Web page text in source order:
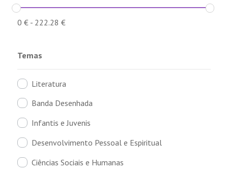
0 €- 222.28 €
Temas
Literatura
Banda Desenhada
Infantis e Juvenis
Desenvolvimento Pessoal e Espiritual
Ciências Sociais e Humanas